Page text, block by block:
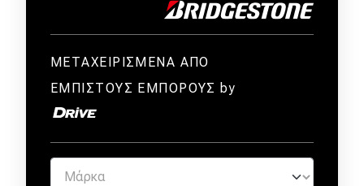
ΜΕΤΑΧΕΙΡΙΣΜΕΝΑ ΑΠΟ
ΕΜΠΙΣΤΟΥΣ ΕΜΠΟΡΟΥΣ by